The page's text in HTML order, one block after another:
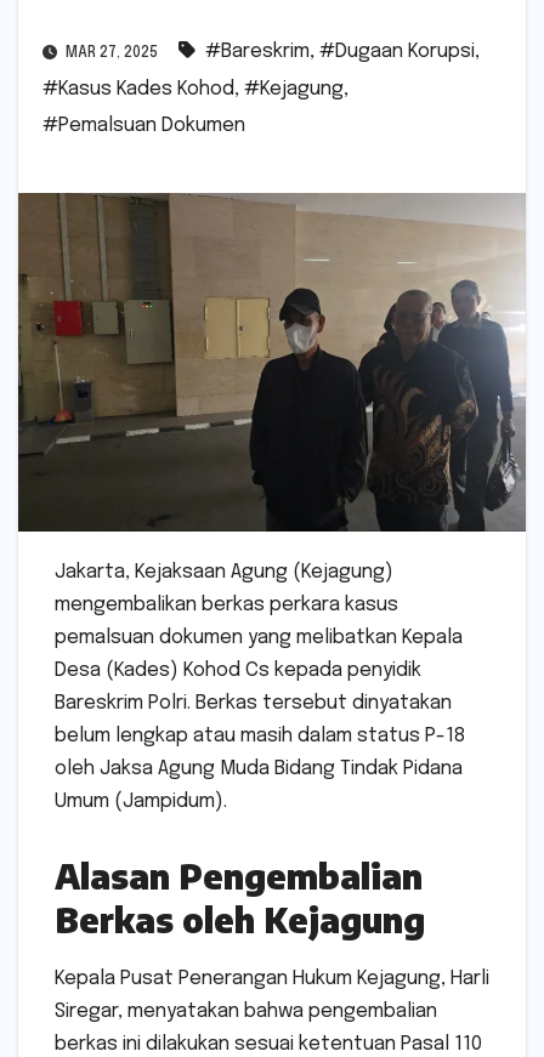
MAR 27, 2025 #Bareskrim, #Dugaan Korupsi,
#Kasus Kades Kohod, #Kejagung,
#Pemalsuan Dokumen
Jakarta, Kejaksaan Agung (Kejagung)
mengembalikan berkas perkara kasus
pemalsuan dokumen yang melibatkan Kepala
Desa (Kades) Kohod Cs kepada penyidik
Bareskrim Polri. Berkas tersebut dinyatakan
belum lengkap atau masih dalam status P-18
oleh Jaksa Agung Muda Bidang Tindak Pidana
Umum (Jampidum).
Alasan Pengembalian
Berkas oleh Kejagung
Kepala Pusat Penerangan Hukum Kejagung, Harli
Siregar, menyatakan bahwa pengembalian
berkas ini dilakukan sesuai ketentuan Pasal 110